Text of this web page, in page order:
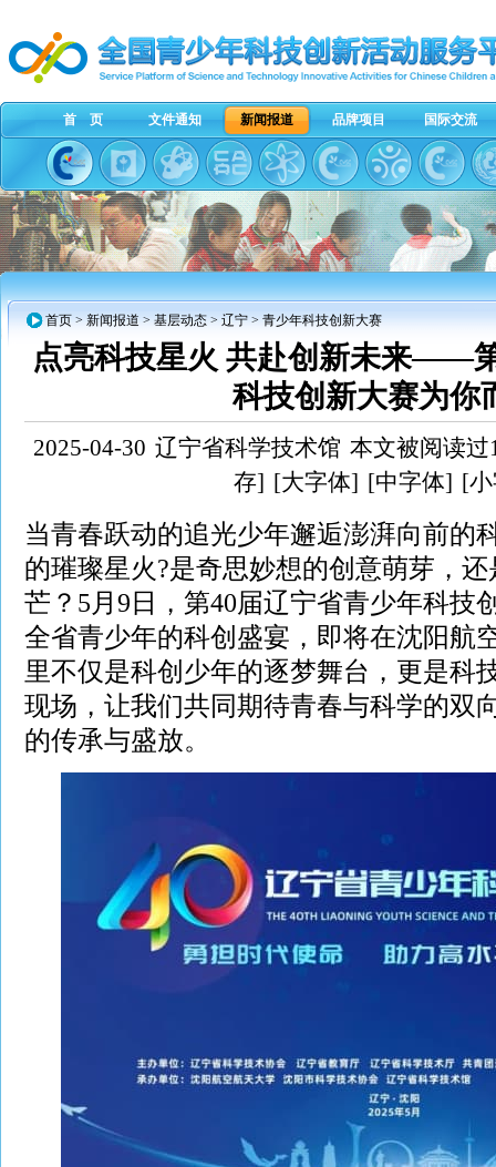
首 页 文件通知 新闻报道 品牌项目 国际交流
首页 > 新闻报道 > 基层动态 > 辽宁 > 青少年科技创新大赛
点亮科技星火 共赴创新未来——
科技创新大赛为你
2025-04-30 辽宁省科学技术馆 本文被阅读过
存] [大字体] [中字体] [
当青春跃动的追光少年邂逅澎湃向前的
的璀璨星火?是奇思妙想的创意萌芽，
芒？5月9日，第40届辽宁省青少年科
全省青少年的科创盛宴，即将在沈阳航
里不仅是科创少年的逐梦舞台，更是科
现场，让我们共同期待青春与科学的双
的传承与盛放。